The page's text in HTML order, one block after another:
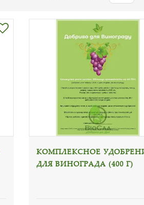
КОМПЛЕКСНОЕ
ДЛЯ ВИНОГРАДА (400 Г)